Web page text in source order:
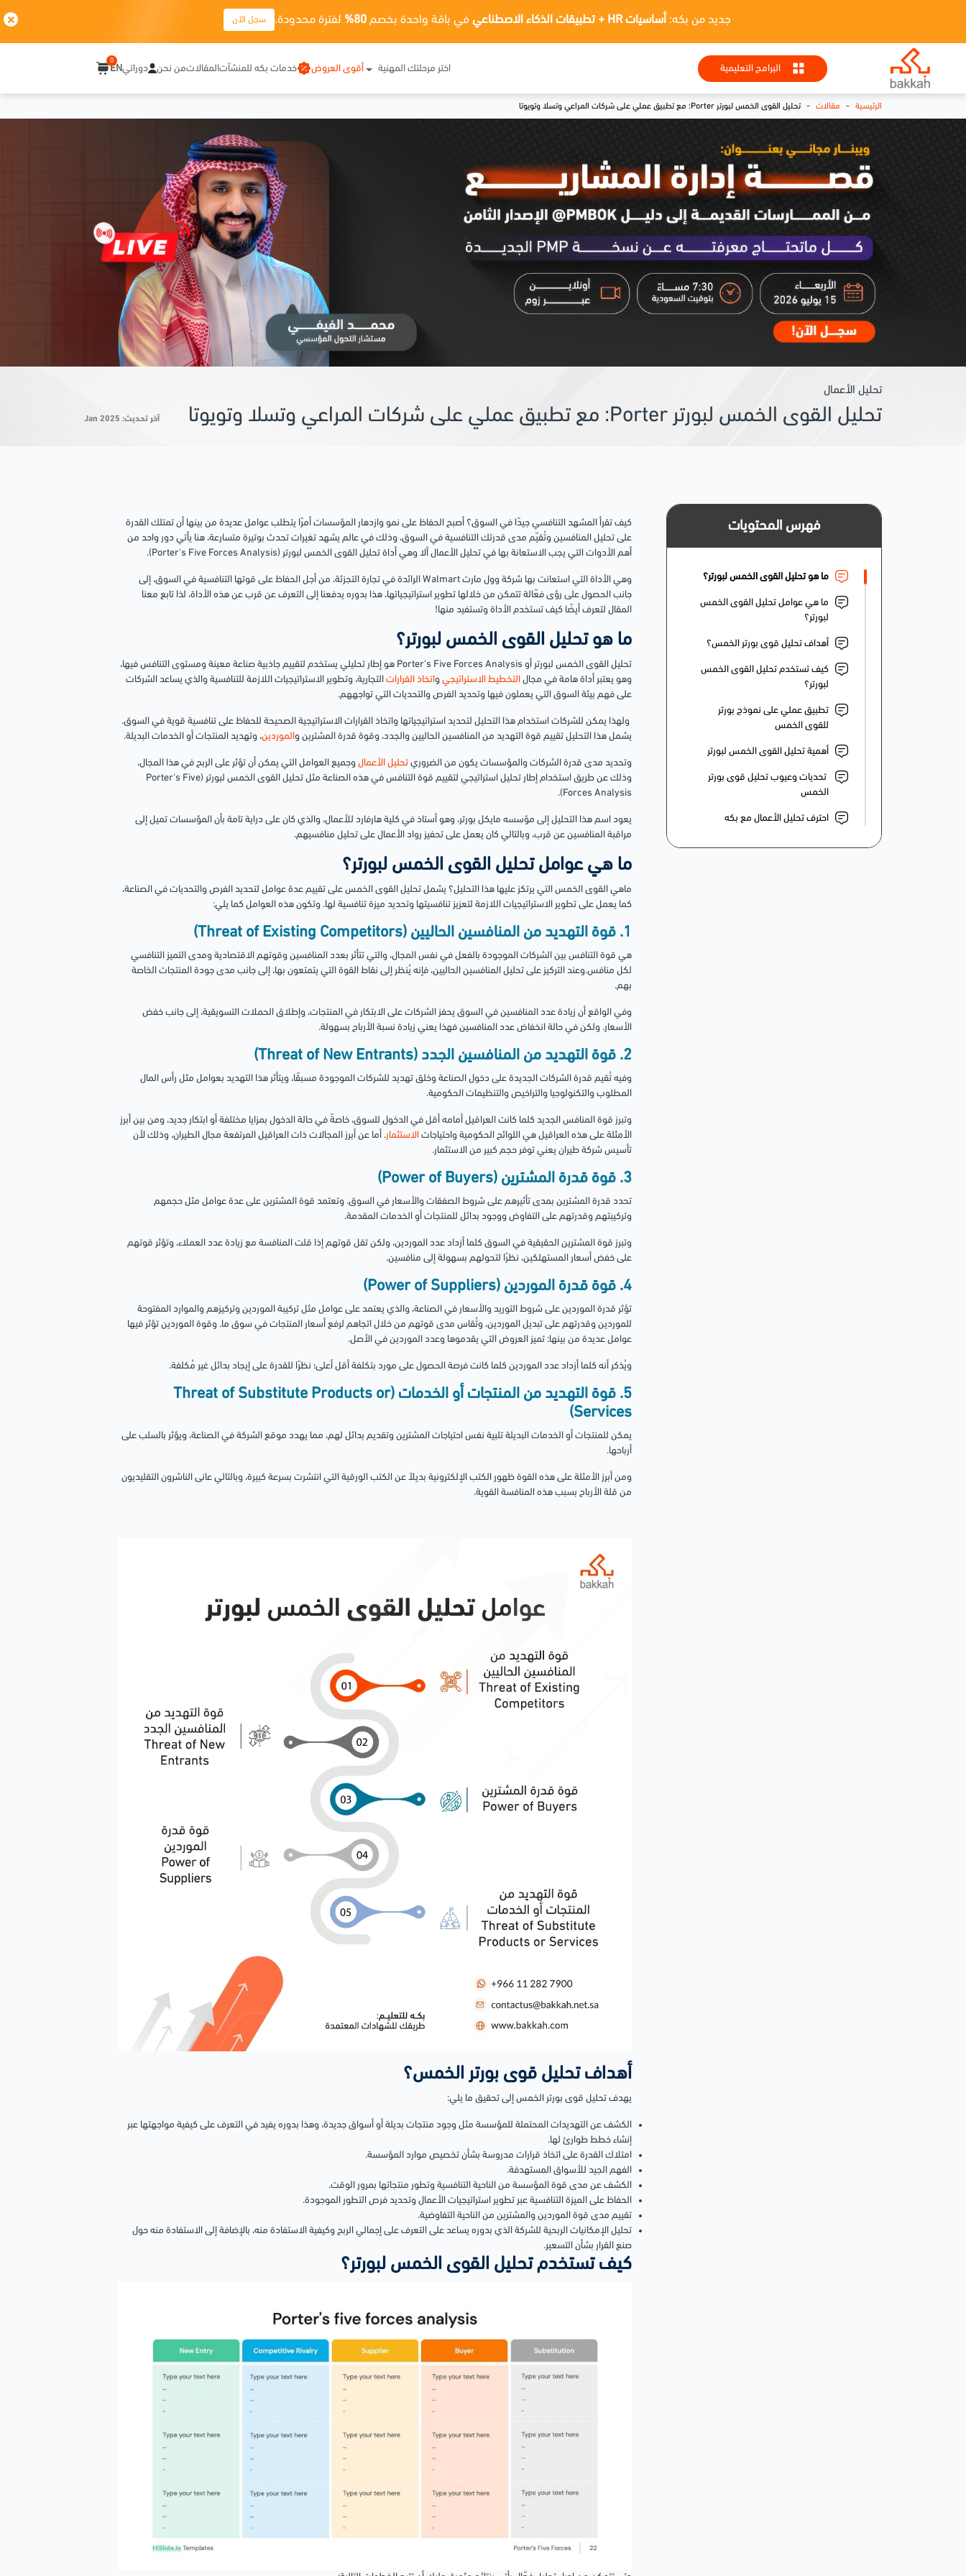
جديد من بكه: أساسيات HR + تطبيقات الذكاء الاصطناعي في باقة واحدة بخصم 80% لفترة محدودة. سجل الآن
البرامج التعليمية اختر مرحلتك المهنية أقوى العروض خدمات بكه للمنشآتالمقالاتمن نحن دوراتيEN
0
الرئيسية - مقالات - تحليل القوى الخمس لبورتر Porter: مع تطبيق عملي على شركات المراعي وتسلا وتويوتا
تحليل الأعمال
تحليل القوى الخمس لبورتر Porter: مع تطبيق عملي على شركات المراعي وتسلا وتويوتا آخر تحديث: Jan 2025
فهرس المحتويات
ما هو تحليل القوى الخمس لبورتر؟
ما هي عوامل تحليل القوى الخمس
لبورتر؟
أهداف تحليل قوى بورتر الخمس؟
كيف تستخدم تحليل القوى الخمس
لبورتر؟
تطبيق عملي على نموذج بورتر
للقوى الخمس
أهمية تحليل القوى الخمس لبورتر
تحديات وعيوب تحليل قوى بورتر
الخمس
احترف تحليل الأعمال مع بكه
كيف تقرأ المشهد التنافسي جيدًا في السوق؟ أصبح الحفاظ على نمو وازدهار المؤسسات أمرًا يتطلب عوامل عديدة من بينها أن تمتلك القدرة
على تحليل المنافسين وتُقيّم مدى قدرتك التنافسية في السوق، وذلك في عالم يشهد تغيرات تحدث بوتيرة متسارعة، هنا يأتي دور واحد من
أهم الأدوات التي يجب الاستعانة بها في تحليل الأعمال ألا وهي أداة تحليل القوى الخمس لبورتر (Porter's Five Forces Analysis).
وهي الأداة التي استعانت بها شركة وول مارت Walmart الرائدة في تجارة التجزئة، من أجل الحفاظ على قوتها التنافسية في السوق، إلى
جانب الحصول على رؤى فعّالة تتمكن من خلالها تطوير استراتيجياتها، هذا بدوره يدفعنا إلى التعرف عن قرب عن هذه الأداة، لذا تابع معنا
المقال لتعرف أيضًا كيف تستخدم الأداة وتستفيد منها!
ما هو تحليل القوى الخمس لبورتر؟
تحليل القوى الخمس لبورتر أو Porter's Five Forces Analysis هو إطار تحليلي يستخدم لتقييم جاذبية صناعة معينة ومستوى التنافس فيها،
وهو يعتبر أداة هامة في مجال التخطيط الاستراتيجي واتخاذ القرارات التجارية، وتطوير الاستراتيجيات اللازمة للتنافسية والذي يساعد الشركات
على فهم بيئة السوق التي يعملون فيها وتحديد الفرص والتحديات التي تواجههم.
ولهذا يمكن للشركات استخدام هذا التحليل لتحديد استراتيجياتها واتخاذ القرارات الاستراتيجية الصحيحة للحفاظ على تنافسية قوية في السوق.
يشمل هذا التحليل تقييم قوة التهديد من المنافسين الحاليين والجدد، وقوة قدرة المشترين والموردين، وتهديد المنتجات أو الخدمات البديلة.
وتحديد مدى قدرة الشركات والمؤسسات يكون من الضروري تحليل الأعمال وجميع العوامل التي يمكن أن تؤثر على الربح في هذا المجال،
وذلك عن طريق استخدام إطار تحليل استراتيجي لتقييم قوة التنافس في هذه الصناعة مثل تحليل القوى الخمس لبورتر (Porter's Five
Forces Analysis).
يعود اسم هذا التحليل إلى مؤسسه مايكل بورتر، وهو أستاذ في كلية هارفارد للأعمال، والذي كان على دراية تامة بأن المؤسسات تميل إلى
مراقبة المنافسين عن قرب، وبالتالي كان يعمل على تحفيز رواد الأعمال على تحليل منافسيهم.
ما هي عوامل تحليل القوى الخمس لبورتر؟
ماهي القوى الخمس التي يرتكز عليها هذا التحليل؟ يشمل تحليل القوى الخمس على تقييم عدة عوامل لتحديد الفرص والتحديات في الصناعة،
كما يعمل على تطوير الاستراتيجيات اللازمة لتعزيز تنافسيتها وتحديد ميزة تنافسية لها. وتكون هذه العوامل كما يلي:
1. قوة التهديد من المنافسين الحاليين (Threat of Existing Competitors)
هي قوة التنافس بين الشركات الموجودة بالفعل في نفس المجال، والتي تتأثر بعدد المنافسين وقوتهم الاقتصادية ومدى التميز التنافسي
لكل منافس.وعند التركيز على تحليل المنافسين الحاليين، فإنه يُنظر إلى نقاط القوة التي يتمتعون بها، إلى جانب مدى جودة المنتجات الخاصة
بهم.
وفي الواقع أن زيادة عدد المنافسين في السوق يحفز الشركات على الابتكار في المنتجات، وإطلاق الحملات التسويقية، إلى جانب خفض
الأسعار. ولكن في حالة انخفاض عدد المنافسين فهذا يعني زيادة نسبة الأرباح بسهولة.
2. قوة التهديد من المنافسين الجدد (Threat of New Entrants)
وفيه تُقيم قدرة الشركات الجديدة على دخول الصناعة وخلق تهديد للشركات الموجودة مسبقًا، ويتأثر هذا التهديد بعوامل مثل رأس المال
المطلوب والتكنولوجيا والتراخيص والتنظيمات الحكومية.
وتبرز قوة المنافس الجديد كلما كانت العراقيل أمامه أقل في الدخول للسوق، خاصةً في حالة الدخول بمزايا مختلفة أو ابتكار جديد، ومن بين أبرز
الأمثلة على هذه العراقيل هي اللوائح الحكومية واحتياجات الاستثمار. أما عن أبرز المجالات ذات العراقيل المرتفعة مجال الطيران، وذلك لأن
تأسيس شركة طيران يعني توفر حجم كبير من الاستثمار.
3. قوة قدرة المشترين (Power of Buyers)
تحدد قدرة المشترين بمدى تأثيرهم على شروط الصفقات والأسعار في السوق. وتعتمد قوة المشترين على عدة عوامل مثل حجمهم
وتركيبتهم وقدرتهم على التفاوض ووجود بدائل للمنتجات أو الخدمات المقدمة.
وتبرز قوة المشترين الحقيقية في السوق كلما أزداد عدد الموردين، ولكن تقل قوتهم إذا قلت المنافسة مع زيادة عدد العملاء، وتؤثر قوتهم
على خفض أسعار المستهلكين، نظرًا لتحولهم بسهولة إلى منافسين.
4. قوة قدرة الموردين (Power of Suppliers)
تؤثر قدرة الموردين على شروط التوريد والأسعار في الصناعة، والذي يعتمد على عوامل مثل تركيبة الموردين وتركيزهم والموارد المفتوحة
للموردين وقدرتهم على تبديل الموردين، وتُقاس مدى قوتهم من خلال اتجاهم لرفع أسعار المنتجات في سوق ما. وقوة الموردين تؤثر فيها
عوامل عديدة من بينها: تميز العروض التي يقدموها وعدد الموردين في الأصل.
ويُذكر أنه كلما أزداد عدد الموردين كلما كانت فرصة الحصول على مورد بتكلفة أقل أعلى؛ نظرًا للقدرة على إيجاد بدائل غير مُكلفة.
5. قوة التهديد من المنتجات أو الخدمات (Threat of Substitute Products or
Services)
يمكن للمنتجات أو الخدمات البديلة تلبية نفس احتياجات المشترين وتقديم بدائل لهم، مما يهدد موقع الشركة في الصناعة، ويؤثر بالسلب على
أرباحها.
ومن أبرز الأمثلة على هذه القوة ظهور الكتب الإلكترونية بديلاً عن الكتب الورقية التي انتشرت بسرعة كبيرة، وبالتالي عانى الناشرون التقليديون
من قلة الأرباح بسبب هذه المنافسة القوية.
أهداف تحليل قوى بورتر الخمس؟
يهدف تحليل قوى بورتر الخمس إلى تحقيق ما يلي:
الكشف عن التهديدات المحتملة للمؤسسة مثل وجود منتجات بديلة أو أسواق جديدة، وهذا بدوره يفيد في التعرف على كيفية مواجهتها عبر
إنشاء خطط طوارئ لها.
امتلاك القدرة على اتخاذ قرارات مدروسة بشأن تخصيص موارد المؤسسة.
الفهم الجيد للأسواق المستهدفة.
الكشف عن مدى قوة المؤسسة من الناحية التنافسية وتطور منتجاتها بمرور الوقت.
الحفاظ على الميزة التنافسية عبر تطوير استراتيجيات الأعمال وتحديد فرص التطور الموجودة.
تقييم مدى قوة الموردين والمشترين من الناحية التفاوضية.
تحليل الإمكانيات الربحية للشركة الذي بدوره يساعد على التعرف على إجمالي الربح وكيفية الاستفادة منه، بالإضافة إلى الاستفادة منه حول
صنع القرار بشأن التسعير.
كيف تستخدم تحليل القوى الخمس لبورتر؟